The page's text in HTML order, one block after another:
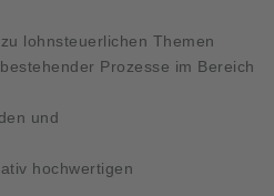
lohnsteuerlichen Themen
Prozesse im Bereich
und
hochwertigen